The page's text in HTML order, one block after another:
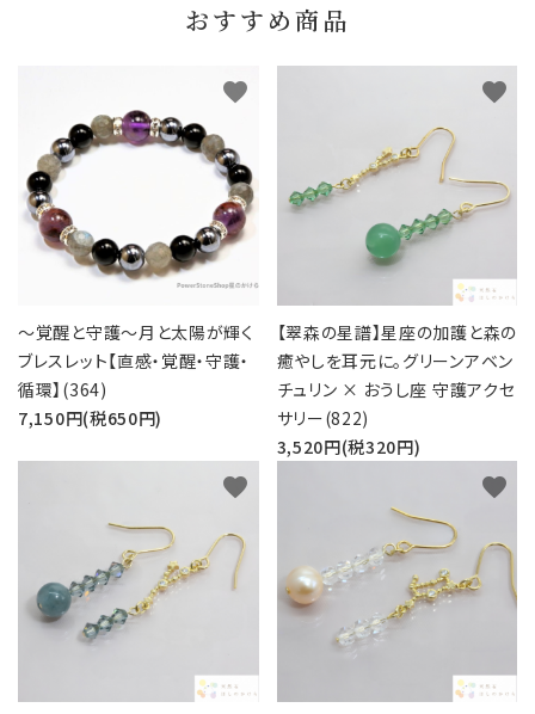
おすすめ商品
～覚醒と守護～月と太陽が輝く
ブレスレット【直感・覚醒・守護・
循環】(364)
7,150円(税650円)
favorite
【翠森の星譜】星座の加護と森の
癒やしを耳元に。グリーンアベン
チュリン × おうし座 守護アクセ
サリー(822)
3,520円(税320円)
favorite
favorite favorite